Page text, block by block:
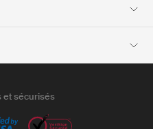
et sécurisés